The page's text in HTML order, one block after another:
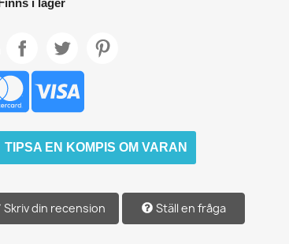
i lager
TIPSA EN KOMPIS OM VARAN
Skriv din recension Ställ en fråga